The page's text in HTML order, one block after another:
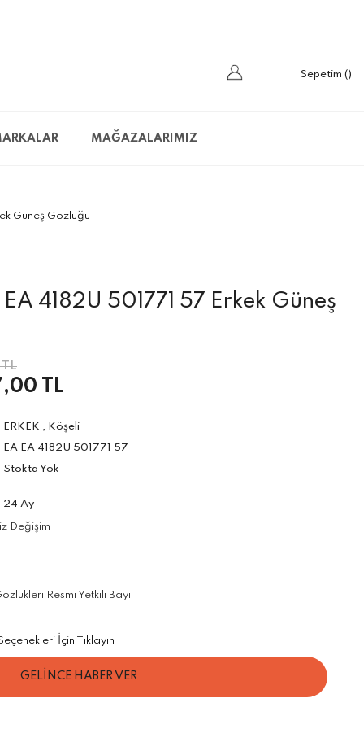
Sepetim
MAĞAZALARIMIZ
Güneş Gözlüğü
4182U 501771 57 Erkek Güneş
TL
ERKEK , Köşeli
EA EA 4182U 501771 57
Stokta Yok
24 Ay
Değişim
Resmi Yetkili Bayi
İçin Tıklayın
GELİNCE HABER VER